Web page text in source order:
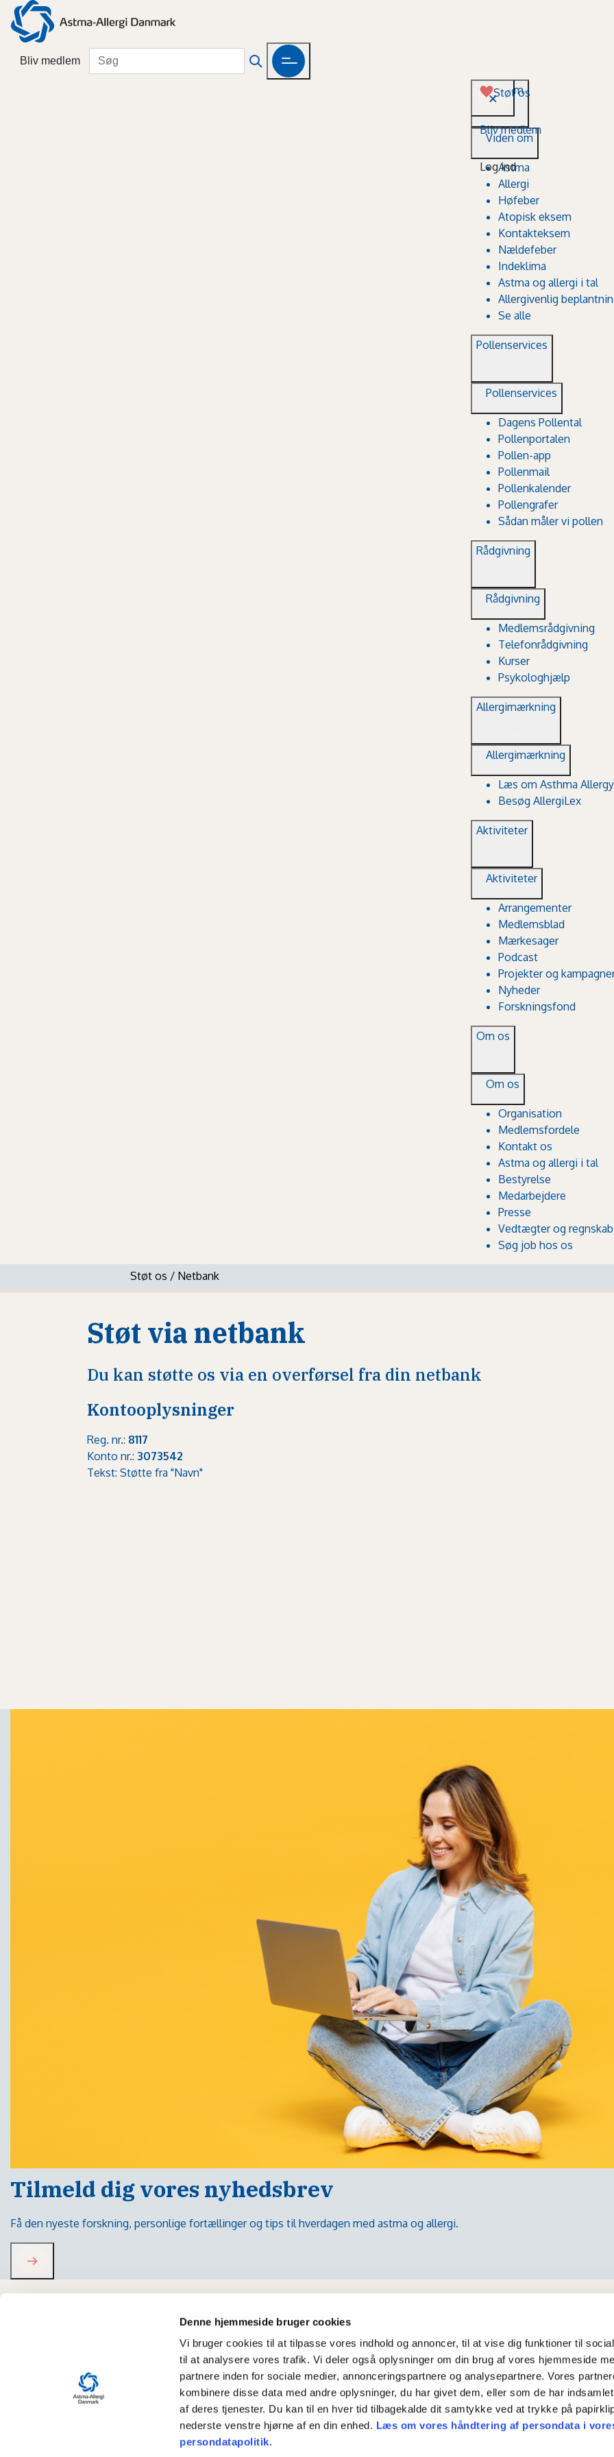
Denne hjemmeside bruger cookies
Vi bruger cookies til at tilpasse vores indhold og annoncer, til at vise dig funktioner til
til at analysere vores trafik. Vi deler også oplysninger om din brug af vores hjemmeside
partnere inden for sociale medier, annonceringspartnere og analysepartnere. Vores
kombinere disse data med andre oplysninger, du har givet dem, eller som de har
af deres tjenester. Du kan til en hver tid tilbagekalde dit samtykke ved at trykke på
nederste venstre hjørne af en din enhed. Læs om vores håndtering af persondata i
persondatapolitik.
Bliv medlem
Støt os
Bliv medlem
Log ind
Viden om
Viden om
Astma
Allergi
Høfeber
Atopisk eksem
Kontakteksem
Nældefeber
Indeklima
Astma og allergi i tal
Allergivenlig
Se alle
Pollenservices
Pollenservices
Dagens Pollental
Pollenportalen
Pollen-app
Pollenmail
Pollenkalender
Pollengrafer
Sådan måler vi pollen
Rådgivning
Rådgivning
Medlemsrådgivning
Telefonrådgivning
Kurser
Psykologhjælp
Allergimærkning
Allergimærkning
Læs om Asthma
Besøg AllergiLex
Aktiviteter
Aktiviteter
Arrangementer
Medlemsblad
Mærkesager
Podcast
Projekter og
Nyheder
Forskningsfond
Om os
Om os
Organisation
Medlemsfordele
Kontakt os
Astma og allergi i tal
Bestyrelse
Medarbejdere
Presse
Vedtægter og regnskab
Søg job hos os
Støt os / Netbank
Støt via netbank
Du kan støtte os via en overførsel fra din netbank
Kontooplysninger
Reg. nr.: 8117
Konto nr.: 3073542
Tekst: Støtte fra "Navn"
Tilmeld dig vores nyhedsbrev
Få den nyeste forskning, personlige fortællinger og tips til hverdagen med astma og allergi.
Universitetsparken 4 • 4000 Roskilde • tlf. 4343 5911 • info@astma-allergi.dk